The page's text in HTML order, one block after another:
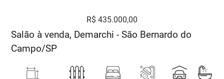
R$ 435.000,00
Salão à venda, Demarchi - São Bernardo do
Campo/SP